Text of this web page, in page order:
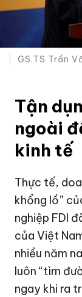
GS.TS Trần
Tận
ngoài
kinh tế
Thực tế,
khổng lồ”
nghiệp FDI
của Việt
nhiều năm
luôn “tìm
ngay khi ra